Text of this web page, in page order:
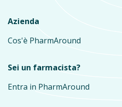
Azienda
Cos'è PharmAround
Sei un farmacista?
Entra in PharmAround